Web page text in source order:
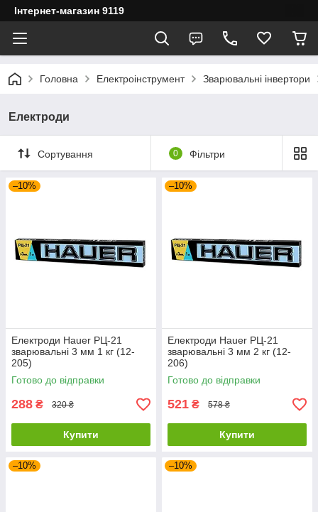
Інтернет-магазин 9119
Головна Електроінструмент Зварювальні інвертори
Електроди
Сортування 0 Фільтри
–10%
Електроди Hauer РЦ-21
зварювальні 3 мм 1 кг (12-
205)
Готово до відправки
288 ₴ 320 ₴
Купити
–10%
Електроди Hauer РЦ-21
зварювальні 3 мм 2 кг (12-
206)
Готово до відправки
521 ₴ 578 ₴
Купити
–10% –10%